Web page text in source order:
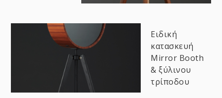
Ειδική
κατασκευή
Mirror Booth
& ξύλινου
τρίποδου